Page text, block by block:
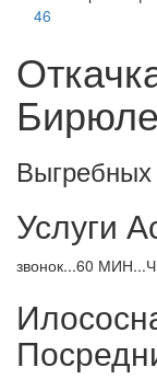
46
Услуги
звонок...60